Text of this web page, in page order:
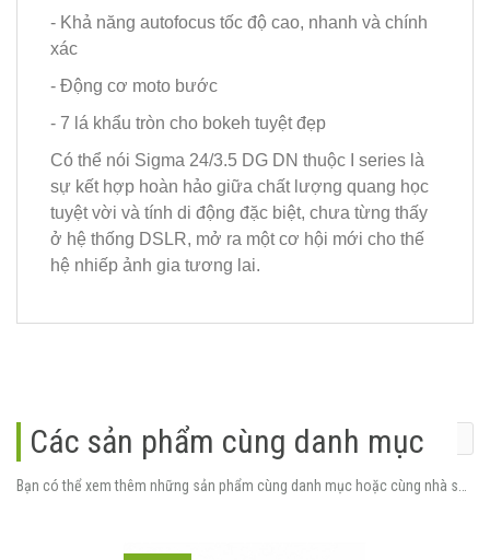
- Khả năng autofocus tốc độ cao, nhanh và chính
xác
- Động cơ moto bước
- 7 lá khẩu tròn cho bokeh tuyệt đẹp
Có thể nói Sigma 24/3.5 DG DN thuộc I series là
sự kết hợp hoàn hảo giữa chất lượng quang học
tuyệt vời và tính di động đặc biệt, chưa từng thấy
ở hệ thống DSLR, mở ra một cơ hội mới cho thế
hệ nhiếp ảnh gia tương lai.
Các sản phẩm cùng danh mục